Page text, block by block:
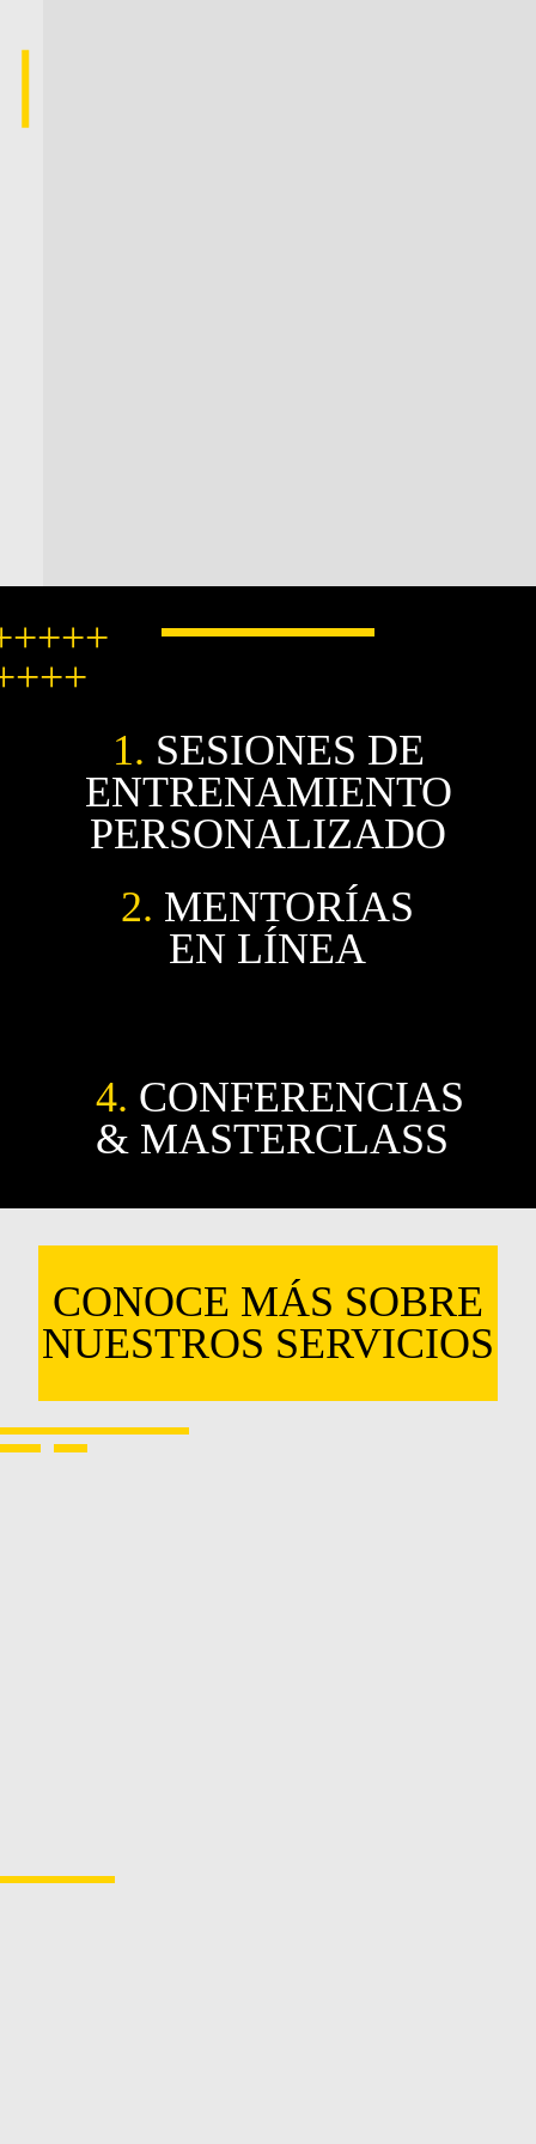
2. MENTORÍAS
EN LÍNEA
1. SESIONES DE
ENTRENAMIENTO
PERSONALIZADO
4. CONFERENCIAS
& MASTERCLASS
CONOCE MÁS SOBRE
NUESTROS SERVICIOS